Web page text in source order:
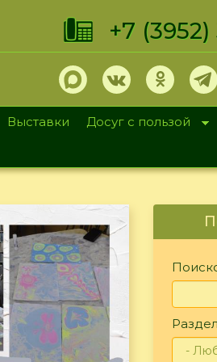
+7
Выставки
Досуг с пользой
Раздел